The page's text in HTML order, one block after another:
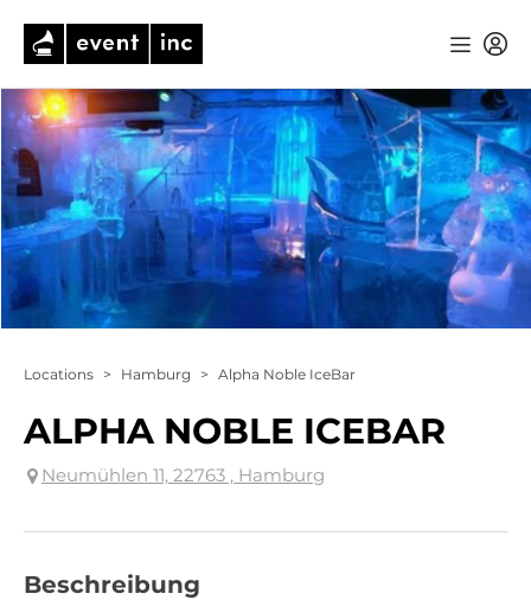
Locations > Hamburg > Alpha Noble IceBar
ALPHA NOBLE ICEBAR
Neumühlen 11, 22763 , Hamburg
Beschreibung